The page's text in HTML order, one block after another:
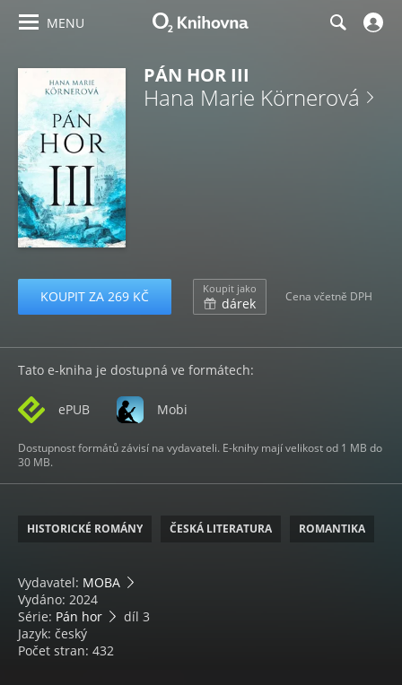
MENU
PÁN HOR III
Hana Marie Körnerová
KOUPIT ZA 269 KČ Koupit jako
dárek Cena včetně DPH
Tato e-kniha je dostupná ve formátech:
ePUB Mobi
Dostupnost formátů závisí na vydavateli. E-knihy mají velikost od 1 MB do
30 MB.
HISTORICKÉ ROMÁNY ČESKÁ LITERATURA ROMANTIKA
Vydavatel: MOBA
Vydáno: 2024
Série: Pán hor
díl 3
Jazyk: český
Počet stran: 432